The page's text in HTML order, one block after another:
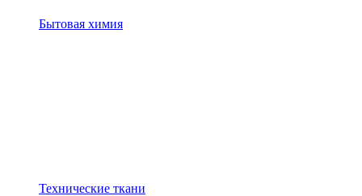
Бытовая химия
Технические ткани